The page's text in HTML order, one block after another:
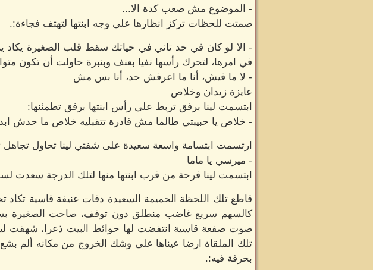
- الموضوع مش صعب كدة الا...
صمتت للحظات تركز انظارها على وجه ابنتها لتهتف فجاءة:.
- الا لو كان في حد تاني في حياتك سقط قلب الصغيرة يكاد
في امرها، لتحرك رأسها نفيا بعنف وبنبرة حاولت أن تكون
- لا ما فيش، أنا ما اعرفش حد، أنا بس مش
عايزة زيدان وخلاص
ابتسمت لينا برفق تربط على رأس ابنتها برفق تطمئنها:
- خلاص يا حبيبتي طالما مش قادرة تتقبليه خلاص ما حدش ابدا
ارتسمت ابتسامة واسعة سعيدة على شفتي لينا تحاول
- ميرسي يا ماما
ابتسمت لينا فرحة من قرب ابنتها منها لتلك الدرجة سعدت
قاطع تلك اللحظة الحميمة السعيدة دقات عنيفة قاسية
كالسهم سريع غاضب منطلق دون توقف، صاحت الصغيرة
صوت صفعة قاسية انتفضت لها حوائط البيت ذعرا، شهقت
تلك الملقاة ارضا عيناها على وشك الخروج من مكانه ألم
بحرقة فيه:.